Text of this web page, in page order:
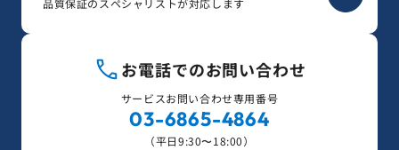
品質保証のスペシャリストが対応します
お電話でのお問い合わせ
サービスお問い合わせ専用番号
03-6865-4864
（平日9:30〜18:00）